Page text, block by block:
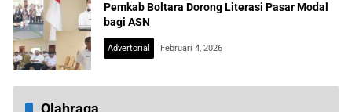
Pemkab Boltara Dorong Literasi Pasar Modal
bagi ASN
Advertorial Februari 4, 2026
Olahraga